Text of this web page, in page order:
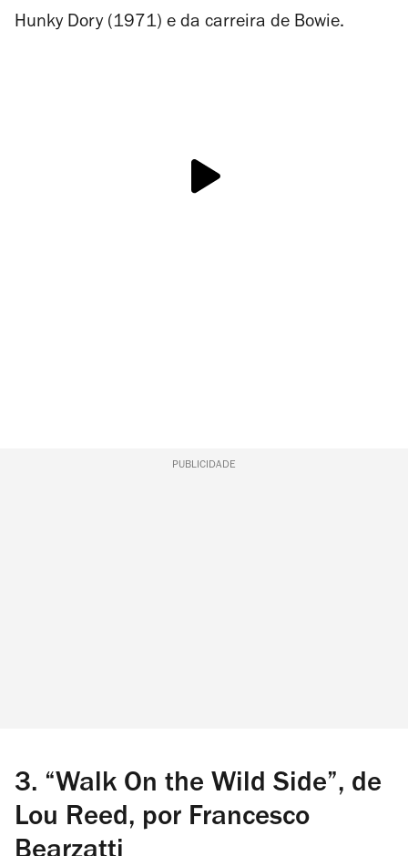
Hunky Dory (1971) e da carreira de Bowie.
PUBLICIDADE
3. “Walk On the Wild Side”, de
Lou Reed, por Francesco